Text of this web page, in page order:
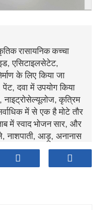
रासायनिक कच्चा
एसिटाइलसेटेट,
के लिए किया जा
पेंट, दवा में उपयोग किया
नाइट्रोसेल्यूलोज, कृत्रिम
में से एक है मोटे तौर
में स्वाद भोजन सार, और
नाशपाती, आड़ू, अनानास
और निर्जलीकरण
है
छाया